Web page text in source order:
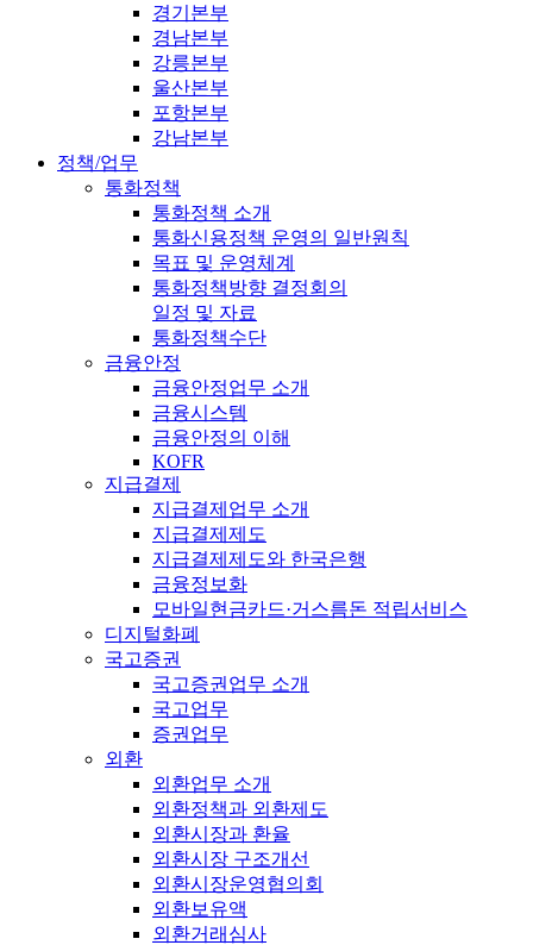
경기본부
경남본부
강릉본부
울산본부
포항본부
강남본부
정책/업무
통화정책
통화정책 소개
통화신용정책 운영의 일반원칙
목표 및 운영체계
통화정책방향 결정회의
일정 및 자료
통화정책수단
금융안정
금융안정업무 소개
금융시스템
금융안정의 이해
KOFR
지급결제
지급결제업무 소개
지급결제제도
지급결제제도와 한국은행
금융정보화
모바일현금카드·거스름돈 적립서비스
디지털화폐
국고증권
국고증권업무 소개
국고업무
증권업무
외환
외환업무 소개
외환정책과 외환제도
외환시장과 환율
외환시장 구조개선
외환시장운영협의회
외환보유액
외환거래심사